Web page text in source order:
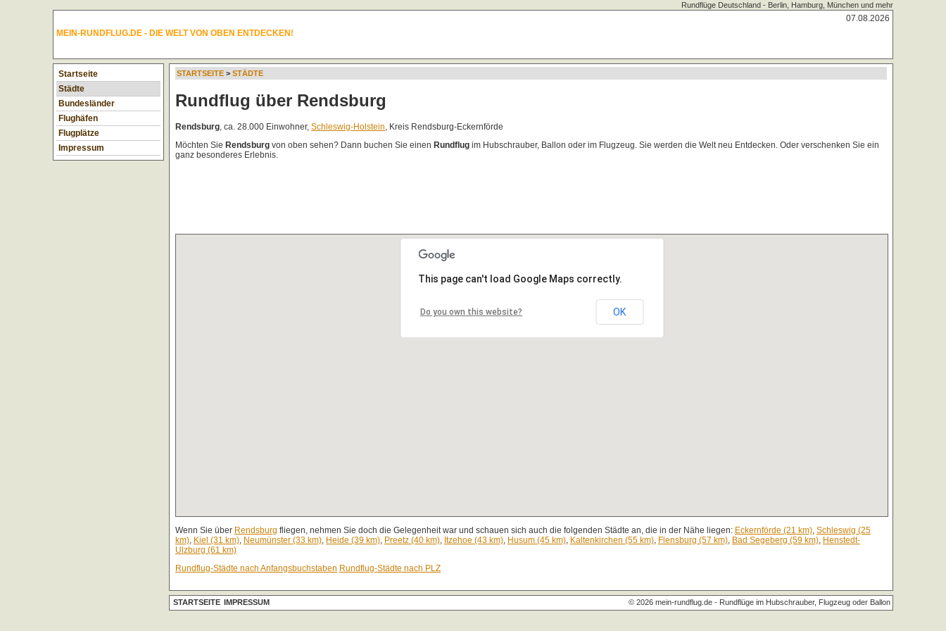
Rundflüge Deutschland - Berlin, Hamburg, München und mehr
07.08.2026
MEIN-RUNDFLUG.DE - DIE WELT VON OBEN ENTDECKEN!
Startseite
Städte
Bundesländer
Flughäfen
Flugplätze
Impressum
STARTSEITE > STÄDTE
Rundflug über Rendsburg
Rendsburg, ca. 28.000 Einwohner, Schleswig-Holstein, Kreis Rendsburg-Eckernförde
Möchten Sie Rendsburg von oben sehen? Dann buchen Sie einen Rundflug im Hubschrauber, Ballon oder im Flugzeug. Sie werden die Welt neu Entdecken. Oder verschenken Sie ein
ganz besonderes Erlebnis.
This page can't load Google Maps correctly.
Do you own this website? OK
Wenn Sie über Rendsburg fliegen, nehmen Sie doch die Gelegenheit war und schauen sich auch die folgenden Städte an, die in der Nähe liegen: Eckernförde (21 km), Schleswig (25
km), Kiel (31 km), Neumünster (33 km), Heide (39 km), Preetz (40 km), Itzehoe (43 km), Husum (45 km), Kaltenkirchen (55 km), Flensburg (57 km), Bad Segeberg (59 km), Henstedt-
Ulzburg (61 km)
Rundflug-Städte nach Anfangsbuchstaben Rundflug-Städte nach PLZ
STARTSEITE IMPRESSUM © 2026 mein-rundflug.de - Rundflüge im Hubschrauber, Flugzeug oder Ballon